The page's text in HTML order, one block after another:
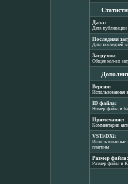
Дата:
Дата публикации
Последняя
Дата последней
Загрузок:
Общее кол-во
Версия:
Использованная
ID файла:
Номер файла в
Примечание:
Комментарии
VSTi/DXi:
Использованные
плагины
Размер файла:
Размер файла в